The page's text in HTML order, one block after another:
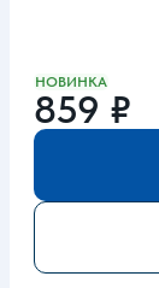
НОВИНКА
859 ₽